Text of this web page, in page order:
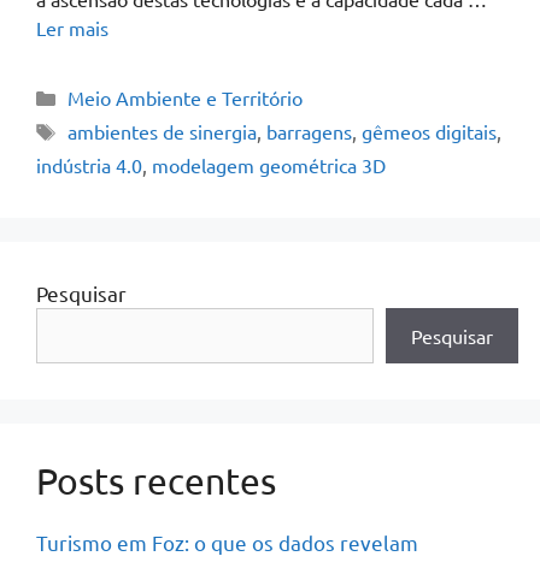
Ler mais
Meio Ambiente e Território
ambientes de sinergia, barragens, gêmeos digitais,
indústria 4.0 modelagem geométrica 3D
Pesquisar
Pesquisar
Posts recentes
Turismo em Foz: o que os dados revelam